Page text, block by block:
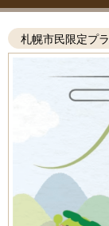
札幌市民限定プ